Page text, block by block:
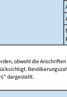
obwohl die
dargestellt.